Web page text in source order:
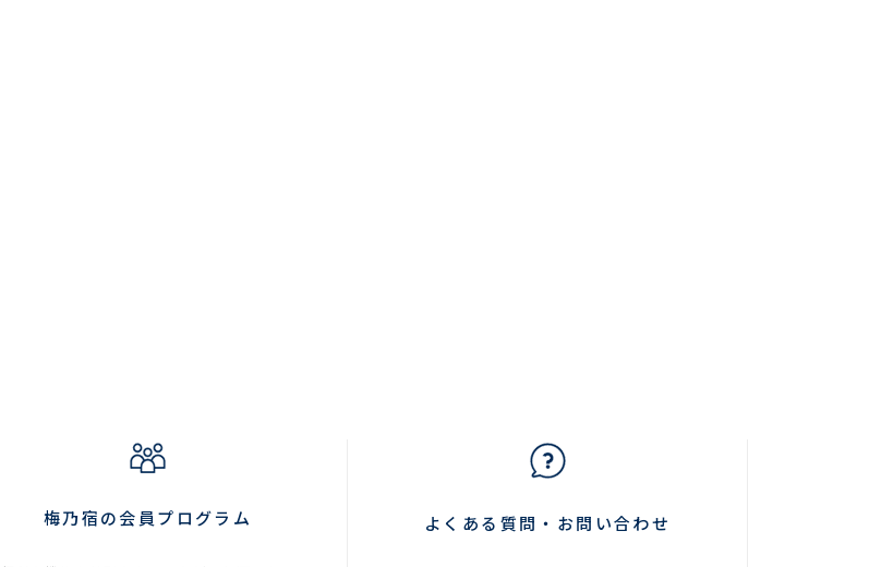
梅乃宿の会員プログラム よくある質問・お問い合わせ